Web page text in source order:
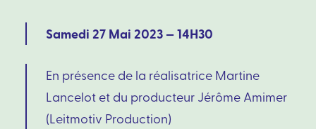
Samedi 27 Mai 2023 — 14H30
En présence de la réalisatrice Martine
Lancelot et du producteur Jérôme Amimer
(Leitmotiv Production)